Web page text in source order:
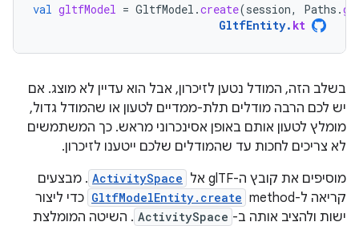
val gltfModel = GltfModel .create(session, Paths .
GltfEntity. kt
בשלב הזה, המודל נטען לזיכרון, אבל הוא עדיין לא מוצג. אם
יש לכם הרבה מודלים תלת-ממדיים לטעון או שהמודל גדול,
מומלץ לטעון אותם באופן אסינכרוני מראש. כך המשתמשים
לא צריכים לחכות עד שהמודלים שלכם ייטענו לזיכרון.
מוסיפים את קובץ ה-glTF אל
ActivitySpace . מבצעים
קריאה ל-method‏
GltfModelEntity.create כדי ליצור
ישות ולהציב אותה ב- ActivitySpace . השיטה המומלצת